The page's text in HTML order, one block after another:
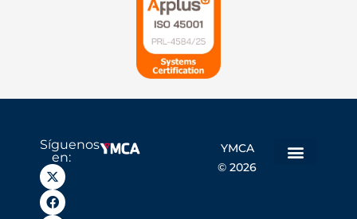
Síguenos
en:
YMCA
© 2026